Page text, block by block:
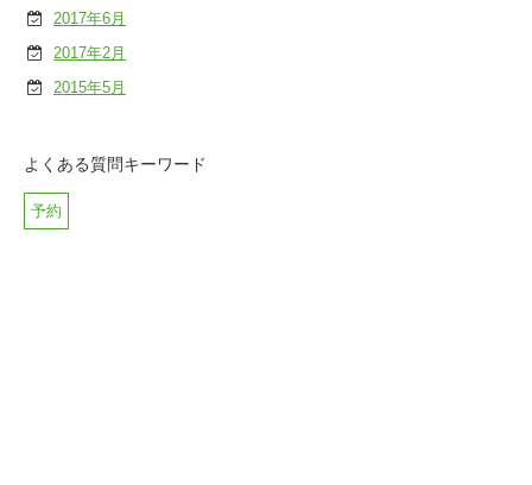
2017年6月
2017年2月
2015年5月
よくある質問キーワード
予約